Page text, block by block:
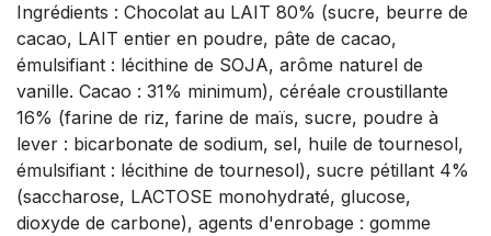
Ingrédients : Chocolat au LAIT 80% (sucre, beurre de
cacao, LAIT entier en poudre, pâte de cacao,
émulsifiant : lécithine de SOJA, arôme naturel de
vanille. Cacao : 31% minimum), céréale croustillante
16% (farine de riz, farine de maïs, sucre, poudre à
lever : bicarbonate de sodium, sel, huile de tournesol,
émulsifiant : lécithine de tournesol), sucre pétillant 4%
(saccharose, LACTOSE monohydraté, glucose,
dioxyde de carbone), agents d'enrobage : gomme